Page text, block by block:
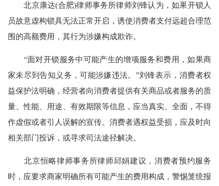
北京康达(合肥)律师事务所律师刘锋认为，如果开锁人
员故意虚构锁具无法正常开启，诱使消费者支付远超合理范
围的高额费用，其行为涉嫌构成欺诈。
“面对开锁服务中可能产生的增项服务和费用，如果商
家未尽到告知义务，可能涉嫌违法。”刘锋表示，消费者权
益保护法明确，经营者向消费者提供有关商品或者服务的质
量、性能、用途、有效期限等信息，应当真实、全面，不得
作虚假或者引人误解的宣传。消费者遇权益受损，应及时向
相关部门投诉，或寻求司法途径解决。
北京恒略律师事务所律师邱娟建议，消费者预约服务
时，应要求商家明确所有可能产生的费用构成，警惕笼统报